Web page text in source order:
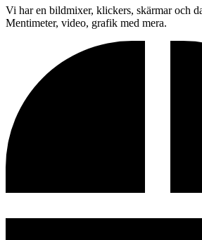
Vi har en bildmixer, klickers, skärmar och
Mentimeter, video, grafik med mera.